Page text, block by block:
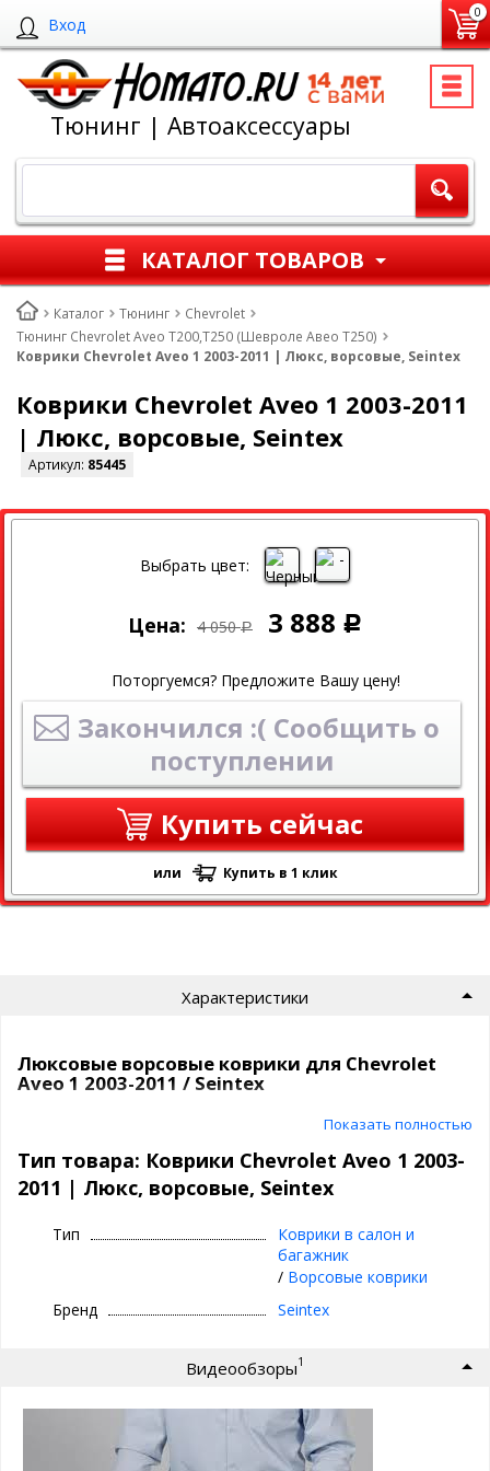
Вход
0
Тюнинг | Автоаксессуары
КАТАЛОГ ТОВАРОВ
Каталог Тюнинг
Chevrolet
Тюнинг Chevrolet Aveo T200,T250 (Шевроле Авео Т250)
Коврики Chevrolet Aveo 1 2003-2011 | Люкс, ворсовые, Seintex
Коврики Chevrolet Aveo 1 2003-2011
| Люкс, ворсовые, Seintex
Артикул: 85445
СКИДКА
Выбрать цвет:
Цена: 4 050 Р 3 888 Р
Поторгуемся? Предложите Вашу цену!
Закончился :( Сообщить о
поступлении
Купить сейчас
или Купить в 1 клик
Характеристики
Люксовые ворсовые коврики для Chevrolet
Aveo 1 2003-2011 / Seintex
Ворсовые коврики премиум класса |
Seintex
⊕ идеальное сочетание материалов:
антискользящее покрытие
⊕ надежно фиксируются, так как сделаны под
оригинальный крепеж, идельно повторяют
геометрию пола авто
⊕ используются каждый день круглый год -
лето, осень, зима, весна
⊕ имеют нестираемый подпятник
⊕ износостойки, легко чистятся и моются,
просты в уходе
⊕ Идеальное повторение
Показать полностью
Тип товара: Коврики Chevrolet Aveo 1 2003-
2011 | Люкс, ворсовые, Seintex
Тип
Коврики в салон и
багажник
/ Ворсовые коврики
Бренд
Seintex
Видеообзоры1